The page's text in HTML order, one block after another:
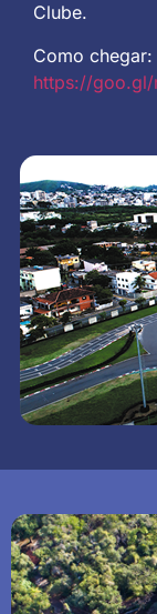
Clube.
Como chegar:
https://goo.gl/